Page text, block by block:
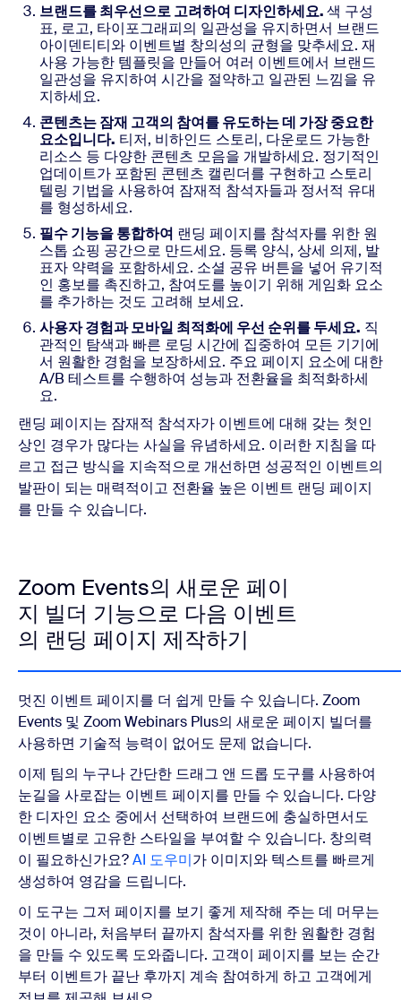
브랜드를 최우선으로 고려하여 디자인하세요.색 구성
표, 로고, 타이포그래피의 일관성을 유지하면서 브랜드
아이덴티티와 이벤트별 창의성의 균형을 맞추세요. 재
사용 가능한 템플릿을 만들어 여러 이벤트에서 브랜드
일관성을 유지하여 시간을 절약하고 일관된 느낌을 유
지하세요.
콘텐츠는 잠재 고객의 참여를 유도하는 데 가장 중요한
요소입니다. 티저, 비하인드 스토리, 다운로드 가능한
리소스 등 다양한 콘텐츠 모음을 개발하세요. 정기적인
업데이트가 포함된 콘텐츠 캘린더를 구현하고 스토리
텔링 기법을 사용하여 잠재적 참석자들과 정서적 유대
를 형성하세요.
필수 기능을 통합하여 랜딩 페이지를 참석자를 위한 원
스톱 쇼핑 공간으로 만드세요. 등록 양식, 상세 의제, 발
표자 약력을 포함하세요. 소셜 공유 버튼을 넣어 유기적
인 홍보를 촉진하고, 참여도를 높이기 위해 게임화 요소
를 추가하는 것도 고려해 보세요.
사용자 경험과 모바일 최적화에 우선 순위를 두세요. 직
관적인 탐색과 빠른 로딩 시간에 집중하여 모든 기기에
서 원활한 경험을 보장하세요. 주요 페이지 요소에 대한
A/B 테스트를 수행하여 성능과 전환율을 최적화하세
요.
랜딩 페이지는 잠재적 참석자가 이벤트에 대해 갖는 첫인
상인 경우가 많다는 사실을 유념하세요. 이러한 지침을 따
르고 접근 방식을 지속적으로 개선하면 성공적인 이벤트의
발판이 되는 매력적이고 전환율 높은 이벤트 랜딩 페이지
를 만들 수 있습니다.
Zoom Events의 새로운 페이
지 빌더 기능으로 다음 이벤트
의 랜딩 페이지 제작하기
멋진 이벤트 페이지를 더 쉽게 만들 수 있습니다. Zoom
Events 및 Zoom Webinars Plus의 새로운 페이지 빌더를
사용하면 기술적 능력이 없어도 문제 없습니다.
이제 팀의 누구나 간단한 드래그 앤 드롭 도구를 사용하여
눈길을 사로잡는 이벤트 페이지를 만들 수 있습니다. 다양
한 디자인 요소 중에서 선택하여 브랜드에 충실하면서도
이벤트별로 고유한 스타일을 부여할 수 있습니다. 창의력
이 필요하신가요?AI 도우미가 이미지와 텍스트를 빠르게
생성하여 영감을 드립니다.
이 도구는 그저 페이지를 보기 좋게 제작해 주는 데 머무는
것이 아니라, 처음부터 끝까지 참석자를 위한 원활한 경험
을 만들 수 있도록 도와줍니다. 고객이 페이지를 보는 순간
부터 이벤트가 끝난 후까지 계속 참여하게 하고 고객에게